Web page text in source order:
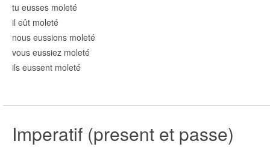
tu eusses moleté
il eût moleté
nous eussions moleté
vous eussiez moleté
ils eussent moleté
Imperatif (present et passe)